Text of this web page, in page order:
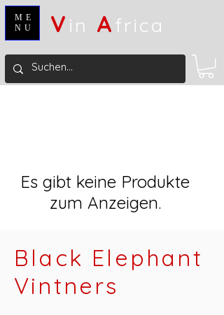
V in Africa
ME
NU
Es gibt keine Produkte
zum Anzeigen.
Black Elephant
Vintners